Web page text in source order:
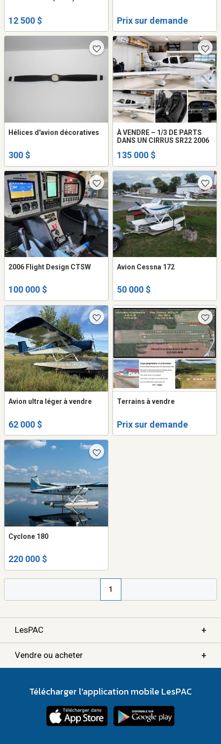
12 500 $ Prix sur demande
Hélices d'avion décoratives
300 $
À VENDRE – 1/3 DE PARTS
DANS UN CIRRUS SR22 2006
135 000 $
2006 Flight Design CTSW
100 000 $
Avion Cessna 172
50 000 $
Avion ultra léger à vendre
62 000 $
Terrains à vendre
Prix sur demande
Cyclone 180
220 000 $
1
LesPAC +
Vendre ou acheter +
Télécharger l'application mobile LesPAC